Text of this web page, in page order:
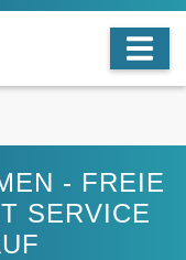
- FREIE
SERVICE